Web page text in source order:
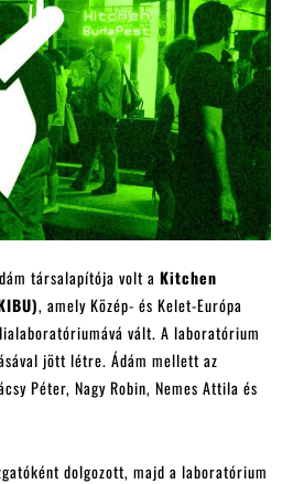
társalapítója volt a Kitchen
, amely Közép- és Kelet-Európa
vált. A laboratórium
jött létre. Ádám mellett az
Péter, Nagy Robin, Nemes Attila és
dolgozott, majd a laboratórium